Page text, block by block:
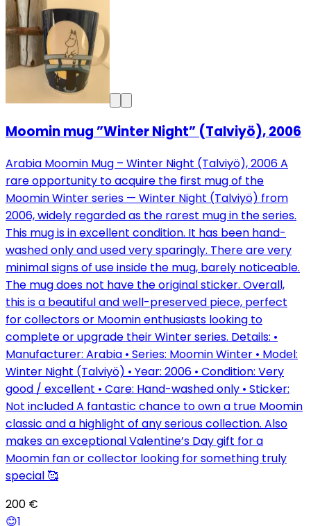
Moomin mug ”Winter Night” (Talviyö), 2006
Arabia Moomin Mug – Winter Night (Talviyö), 2006 A
rare opportunity to acquire the first mug of the
Moomin Winter series — Winter Night (Talviyö) from
2006, widely regarded as the rarest mug in the series.
This mug is in excellent condition. It has been hand-
washed only and used very sparingly. There are very
minimal signs of use inside the mug, barely noticeable.
The mug does not have the original sticker. Overall,
this is a beautiful and well-preserved piece, perfect
for collectors or Moomin enthusiasts looking to
complete or upgrade their Winter series. Details: •
Manufacturer: Arabia • Series: Moomin Winter • Model:
Winter Night (Talviyö) • Year: 2006 • Condition: Very
good / excellent • Care: Hand-washed only • Sticker:
Not included A fantastic chance to own a true Moomin
classic and a highlight of any serious collection. Also
makes an exceptional Valentine’s Day gift for a
Moomin fan or collector looking for something truly
special 🥰
200 €
😊1